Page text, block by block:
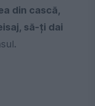
din cască,
să-ți dai